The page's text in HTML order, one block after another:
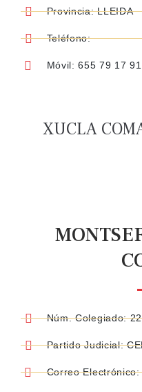
Provincia: LLEIDA
Teléfono:
Móvil: 655 79 17 91
XUCLA
Núm. Colegiado: 22
Partido Judicial:
Correo